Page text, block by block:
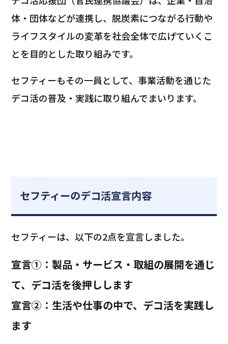
体・団体などが連携し、脱炭素につながる行動や
ライフスタイルの変革を社会全体で広げていくこ
とを目的とした取り組みです。
セフティーもその一員として、事業活動を通じた
デコ活の普及・実践に取り組んでまいります。
セフティーのデコ活宣言内容
セフティーは、以下の2点を宣言しました。
宣言①：製品・サービス・取組の展開を通じ
て、デコ活を後押しします
宣言②：生活や仕事の中で、デコ活を実践し
ます